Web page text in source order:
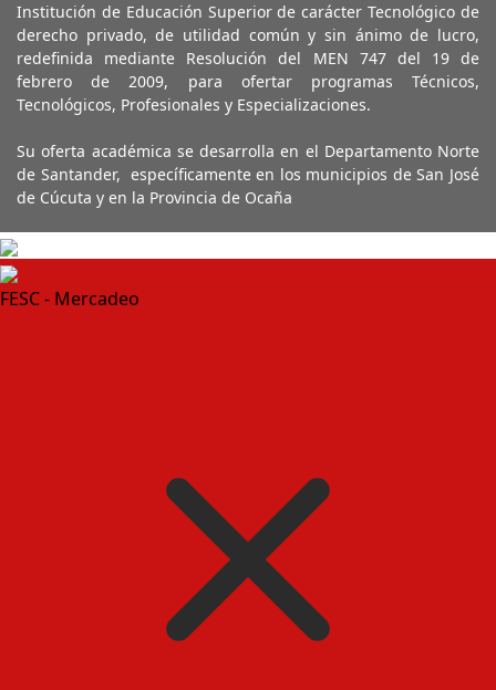
Institución de Educación Superior de carácter Tecnológico de
derecho privado, de utilidad común y sin ánimo de lucro,
redefinida mediante Resolución del MEN 747 del 19 de
febrero de 2009, para ofertar programas Técnicos,
Tecnológicos, Profesionales y Especializaciones.
Su oferta académica se desarrolla en el Departamento Norte
de Santander, específicamente en los municipios de San José
de Cúcuta y en la Provincia de Ocaña
FESC - Mercadeo